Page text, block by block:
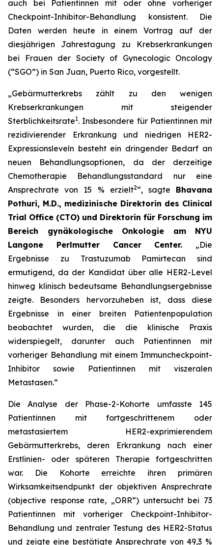
auch bei Patientinnen mit oder ohne vorheriger
Checkpoint-Inhibitor-Behandlung konsistent. Die
Daten werden heute in einem Vortrag auf der
diesjährigen Jahrestagung zu Krebserkrankungen
bei Frauen der Society of Gynecologic Oncology
(“SGO”) in San Juan, Puerto Rico, vorgestellt.
„Gebärmutterkrebs zählt zu den wenigen
Krebserkrankungen mit steigender
Sterblichkeitsrate1. Insbesondere für Patientinnen mit
rezidivierender Erkrankung und niedrigen HER2-
Expressionsleveln besteht ein dringender Bedarf an
neuen Behandlungsoptionen, da der derzeitige
Chemotherapie Behandlungsstandard nur eine
Ansprechrate von 15 % erzielt2“, sagte Bhavana
Pothuri, M.D., medizinische Direktorin des Clinical
Trial Office (CTO) und Direktorin für Forschung im
Bereich gynäkologische Onkologie am NYU
Langone Perlmutter Cancer Center. „Die
Ergebnisse zu Trastuzumab Pamirtecan sind
ermutigend, da der Kandidat über alle HER2-Level
hinweg klinisch bedeutsame Behandlungsergebnisse
zeigte. Besonders hervorzuheben ist, dass diese
Ergebnisse in einer breiten Patientenpopulation
beobachtet wurden, die die klinische Praxis
widerspiegelt, darunter auch Patientinnen mit
vorheriger Behandlung mit einem Immuncheckpoint-
Inhibitor sowie Patientinnen mit viszeralen
Metastasen.“
Die Analyse der Phase-2-Kohorte umfasste 145
Patientinnen mit fortgeschrittenem oder
metastasiertem HER2-exprimierendem
Gebärmutterkrebs, deren Erkrankung nach einer
Erstlinien- oder späteren Therapie fortgeschritten
war. Die Kohorte erreichte ihren primären
Wirksamkeitsendpunkt der objektiven Ansprechrate
(objective response rate, „ORR“) untersucht bei 73
Patientinnen mit vorheriger Checkpoint-Inhibitor-
Behandlung und zentraler Testung des HER2-Status
und zeigte eine bestätigte Ansprechrate von 49,3 %